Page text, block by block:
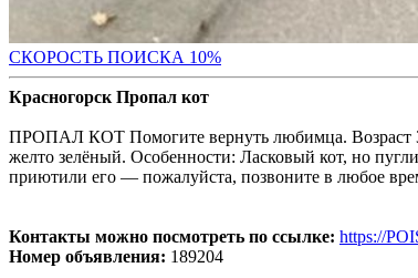
СКОРОСТЬ ПОИСКА 10%
Красногорск Пропал кот
ПРОПАЛ КОТ Помогите вернуть любимца. Возраст 3
желто зелёный. Особенности: Ласковый кот, но
приютили его — пожалуйста, позвоните в любое
Контакты можно посмотреть по ссылке: https://
Номер объявления: 189204